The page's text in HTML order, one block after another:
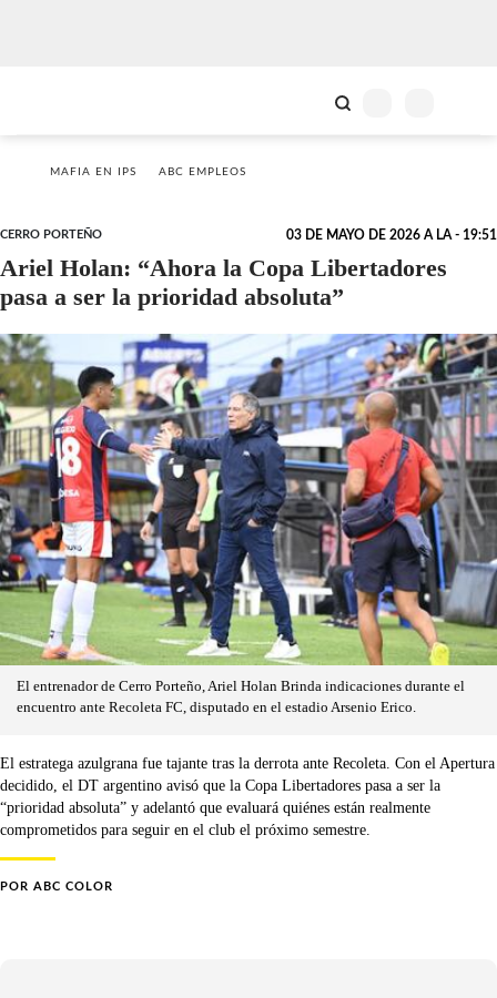
MAFIA EN IPS ABC EMPLEOS
CERRO PORTEÑO 03 DE MAYO DE 2026 A LA - 19:51
Ariel Holan: “Ahora la Copa Libertadores
pasa a ser la prioridad absoluta”
El entrenador de Cerro Porteño, Ariel Holan Brinda indicaciones durante el
encuentro ante Recoleta FC, disputado en el estadio Arsenio Erico.
El estratega azulgrana fue tajante tras la derrota ante Recoleta. Con el Apertura
decidido, el DT argentino avisó que la Copa Libertadores pasa a ser la
“prioridad absoluta” y adelantó que evaluará quiénes están realmente
comprometidos para seguir en el club el próximo semestre.
POR ABC COLOR